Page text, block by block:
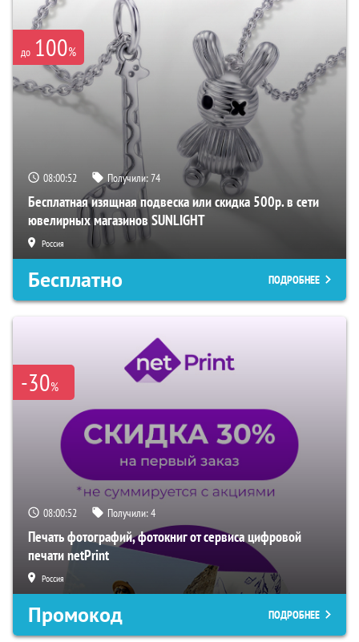
до 100%
08:00:52 Получили:74
Бесплатная изящная подвеска или скидка 500р. в сети
ювелирных магазинов SUNLIGHT
Россия
Бесплатно ПОДРОБНЕЕ
-30%
08:00:52 Получили:4
Печать фотографий, фотокниг от сервиса цифровой
печати netPrint
Россия
Промокод ПОДРОБНЕЕ